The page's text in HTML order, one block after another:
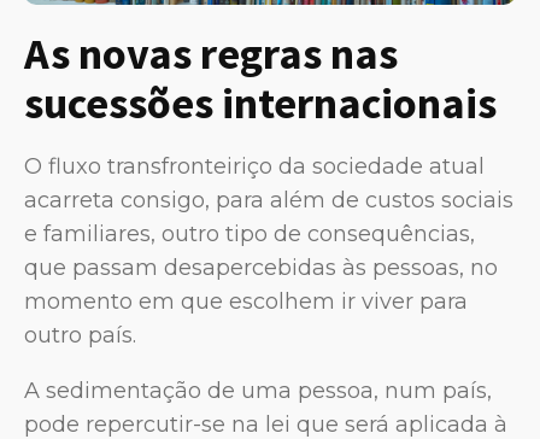
As novas regras nas
sucessões internacionais
O fluxo transfronteiriço da sociedade atual
acarreta consigo, para além de custos sociais
e familiares, outro tipo de consequências,
que passam desapercebidas às pessoas, no
momento em que escolhem ir viver para
outro país.
A sedimentação de uma pessoa, num país,
pode repercutir-se na lei que será aplicada à